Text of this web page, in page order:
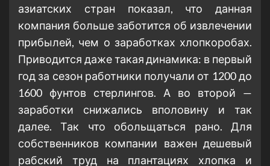
азиатских стран показал, что данная
компания больше заботится об извлечении
прибылей, чем о заработках хлопкоробах.
Приводится даже такая динамика: в первый
год за сезон работники получали от 1200 до
1600 фунтов стерлингов. А во второй —
заработки снижались вполовину и так
далее. Так что обольщаться рано. Для
собственников компании важен дешевый
рабский труд на плантациях хлопка и